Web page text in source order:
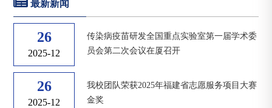
最新新闻
26
2025-12
传染病疫苗研发全国重点实验室第一届学术委
员会第二次会议在厦召开
26
2025-12
我校团队荣获2025年福建省志愿服务项目大赛
金奖